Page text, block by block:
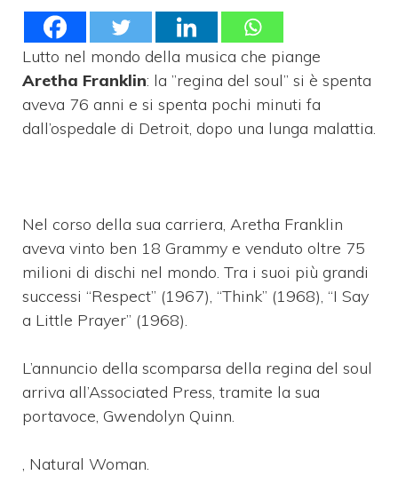
Lutto nel mondo della musica che piange
Aretha Franklin: la ”regina del soul” si è spenta
aveva 76 anni e si spenta pochi minuti fa
dall’ospedale di Detroit, dopo una lunga malattia.
Nel corso della sua carriera, Aretha Franklin
aveva vinto ben 18 Grammy e venduto oltre 75
milioni di dischi nel mondo. Tra i suoi più grandi
successi “Respect” (1967), “Think” (1968), “I Say
a Little Prayer” (1968).
L’annuncio della scomparsa della regina del soul
arriva all’Associated Press, tramite la sua
portavoce, Gwendolyn Quinn.
, Natural Woman.